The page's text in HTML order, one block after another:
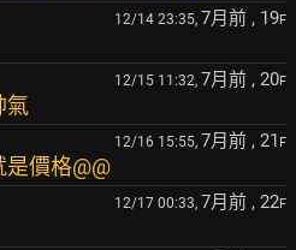
12/14 23:35, 7月前 , 19F
12/15 11:32, 7月前 , 20F
氣
12/16 15:55, 7月前 , 21 F
價格@@
12/17 00:33, 7月前 , 22F